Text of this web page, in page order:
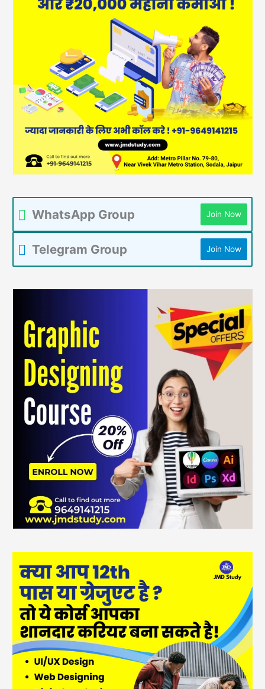
WhatsApp Group Join Now
Telegram Group Join Now